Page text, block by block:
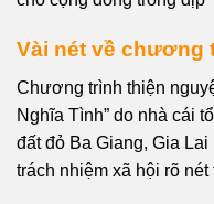
Vài nét về chương
Chương trình thiện
Nghĩa Tình” do nhà cái
đất đỏ Ba Giang, Gia
trách nhiệm xã hội rõ